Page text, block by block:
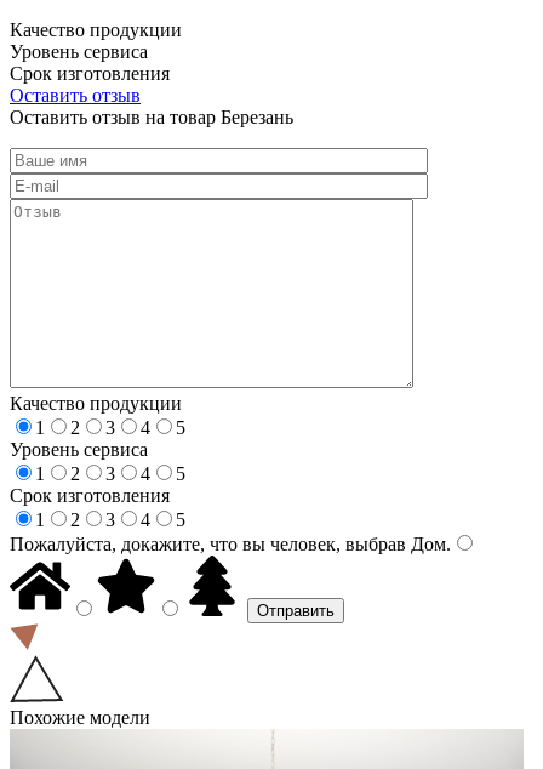
Качество продукции
Уровень сервиса
Срок изготовления
Оставить отзыв
Оставить отзыв на товар Березань
Качество продукции
1
2 3 4
5
Уровень сервиса
1
2 3 4
5
Срок изготовления
1
2 3 4
5
Пожалуйста, докажите, что вы человек, выбрав Дом.
Похожие модели